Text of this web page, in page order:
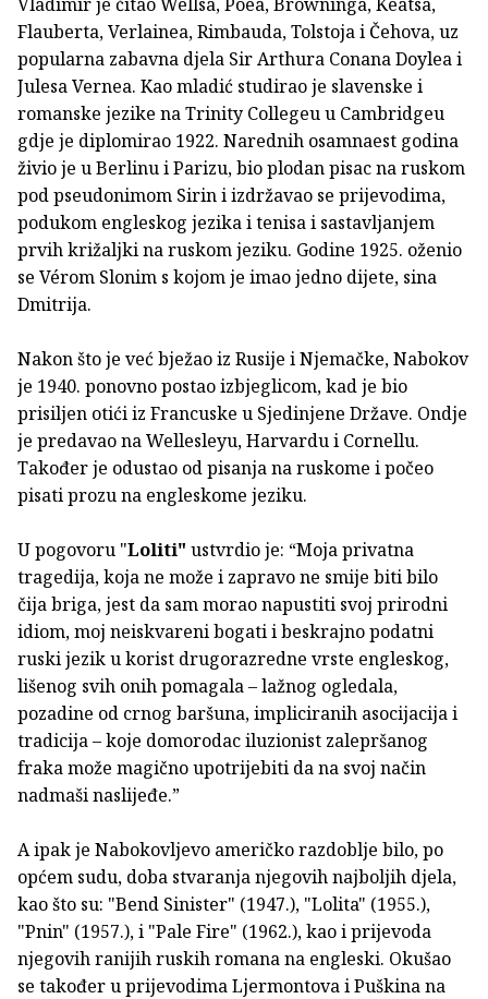
Flauberta, Verlainea, Rimbauda, Tolstoja i Čehova, uz
popularna zabavna djela Sir Arthura Conana Doylea i
Julesa Vernea. Kao mladić studirao je slavenske i
romanske jezike na Trinity Collegeu u Cambridgeu
gdje je diplomirao 1922. Narednih osamnaest godina
živio je u Berlinu i Parizu, bio plodan pisac na ruskom
pod pseudonimom Sirin i izdržavao se prijevodima,
podukom engleskog jezika i tenisa i sastavljanjem
prvih križaljki na ruskom jeziku. Godine 1925. oženio
se Vérom Slonim s kojom je imao jedno dijete, sina
Dmitrija.
Nakon što je već bježao iz Rusije i Njemačke, Nabokov
je 1940. ponovno postao izbjeglicom, kad je bio
prisiljen otići iz Francuske u Sjedinjene Države. Ondje
je predavao na Wellesleyu, Harvardu i Cornellu.
Također je odustao od pisanja na ruskome i počeo
pisati prozu na engleskome jeziku.
U pogovoru "Loliti" ustvrdio je: “Moja privatna
tragedija, koja ne može i zapravo ne smije biti bilo
čija briga, jest da sam morao napustiti svoj prirodni
idiom, moj neiskvareni bogati i beskrajno podatni
ruski jezik u korist drugorazredne vrste engleskog,
lišenog svih onih pomagala – lažnog ogledala,
pozadine od crnog baršuna, impliciranih asocijacija i
tradicija – koje domorodac iluzionist zalepršanog
fraka može magično upotrijebiti da na svoj način
nadmaši naslijeđe.”
A ipak je Nabokovljevo američko razdoblje bilo, po
općem sudu, doba stvaranja njegovih najboljih djela,
kao što su: "Bend Sinister" (1947.), "Lolita" (1955.),
"Pnin" (1957.), i "Pale Fire" (1962.), kao i prijevoda
njegovih ranijih ruskih romana na engleski. Okušao
se također u prijevodima Ljermontova i Puškina na